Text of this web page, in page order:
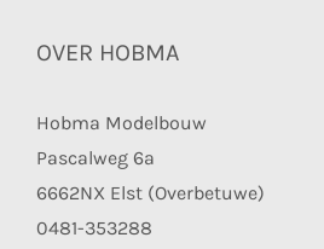
OVER HOBMA
Hobma Modelbouw
Pascalweg 6a
6662NX Elst (Overbetuwe)
0481-353288